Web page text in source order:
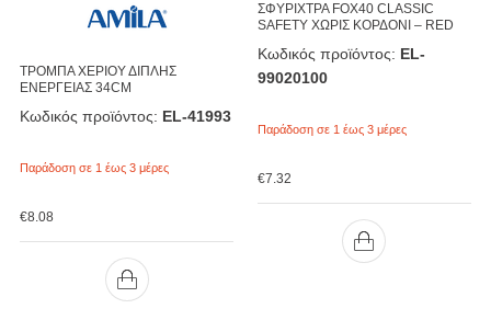
ΤΡΟΜΠΑ ΧΕΡΙΟΥ ΔΙΠΛΗΣ
ΕΝΕΡΓΕΙΑΣ 34CM
Κωδικός προϊόντος: EL-41993
Παράδοση σε 1 έως 3 μέρες
€8.08
ΣΦΥΡΙΧΤΡΑ FOX40 CLASSIC
SAFETY ΧΩΡΙΣ ΚΟΡΔΟΝΙ – RED
Κωδικός προϊόντος: EL-
99020100
Παράδοση σε 1 έως 3 μέρες
€7.32